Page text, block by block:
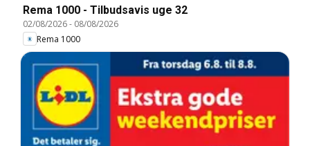
Rema 1000 - Tilbudsavis uge 32
02/08/2026- 08/08/2026
Rema 1000